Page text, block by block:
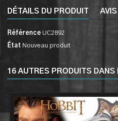
DÉTAILS DU PRODUIT AVIS
Référence UC2892
État Nouveau produit
16 AUTRES PRODUITS DANS